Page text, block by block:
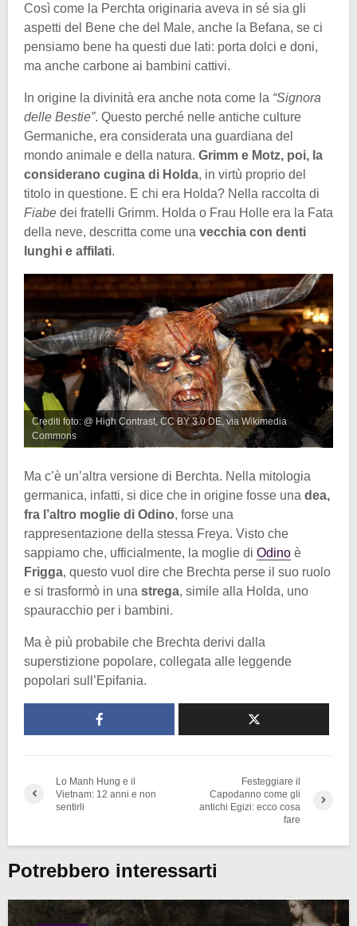
Così come la Perchta originaria aveva in sé sia gli
aspetti del Bene che del Male, anche la Befana, se ci
pensiamo bene ha questi due lati: porta dolci e doni,
ma anche carbone ai bambini cattivi.
In origine la divinità era anche nota come la “Signora
delle Bestie”. Questo perché nelle antiche culture
Germaniche, era considerata una guardiana del
mondo animale e della natura. Grimm e Motz, poi, la
considerano cugina di Holda, in virtù proprio del
titolo in questione. E chi era Holda? Nella raccolta di
Fiabe dei fratelli Grimm. Holda o Frau Holle era la Fata
della neve, descritta come una vecchia con denti
lunghi e affilati.
Crediti foto: @ High Contrast, CC BY 3.0 DE, via Wikimedia
Commons
Ma c’è un’altra versione di Berchta. Nella mitologia
germanica, infatti, si dice che in origine fosse una dea,
fra l’altro moglie di Odino, forse una
rappresentazione della stessa Freya. Visto che
sappiamo che, ufficialmente, la moglie di Odino è
Frigga, questo vuol dire che Brechta perse il suo ruolo
e si trasformò in una strega, simile alla Holda, uno
spauracchio per i bambini.
Ma è più probabile che Brechta derivi dalla
superstizione popolare, collegata alle leggende
popolari sull’Epifania.
Lo Manh Hung e il
Vietnam: 12 anni e non
sentirli
Festeggiare il
Capodanno come gli
antichi Egizi: ecco cosa
fare
Potrebbero interessarti